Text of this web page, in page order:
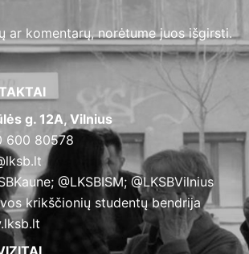
ar komentarų, norėtume juos išgirsti.
g. 12A, Vilnius
600 80578
@LKSBISM; @LKSBVilnius
krikščionių studentų bendrija